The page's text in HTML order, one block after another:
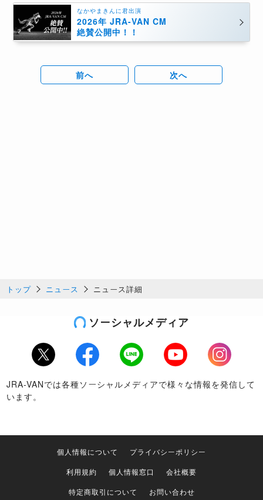
なかやまきんに君出演
2026年 JRA-VAN CM
絶賛公開中！！
前へ 次へ
トップ ニュース ニュース詳細
ソーシャルメディア
Twitter Facebook LINE Youtube
Instagram
JRA-VANでは各種ソーシャルメディアで様々な情報を発信して
います。
個人情報について
プライバシーポリシー
利用規約
個人情報窓口
会社概要
特定商取引について
お問い合わせ